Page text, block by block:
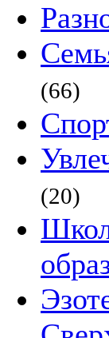
(66)
(20)